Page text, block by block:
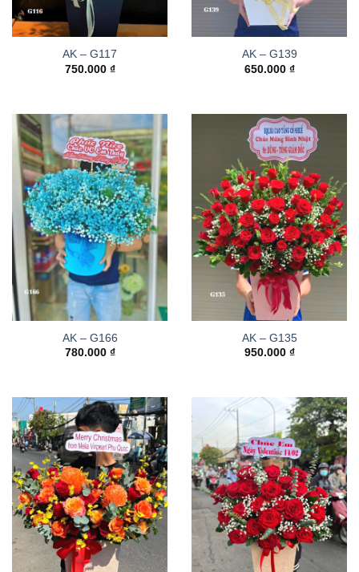
AK – G117
750.000 ₫
AK – G139
650.000 ₫
AK – G166
780.000 ₫
AK – G135
950.000 ₫